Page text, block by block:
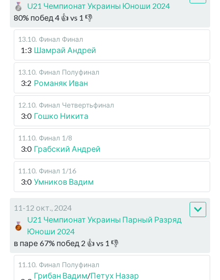
U21 Чемпионат Украины Юноши 2024
80% побед 4 👍 vs 1 👎
13.10. Финал Финал
1:3 Шамрай Андрей
13.10. Финал Полуфинал
3:2 Романяк Иван
12.10. Финал Четвертьфинал
3:0 Гошко Никита
11.10. Финал 1/8
3:0 Грабский Андрей
11.10. Финал 1/16
3:0 Умников Вадим
11-12 окт., 2024
U21 Чемпионат Украины Парный Разряд
Юноши 2024
в паре 67% побед 2 👍 vs 1 👎
11.10. Финал Полуфинал
Грибан Вадим/Петух Назар